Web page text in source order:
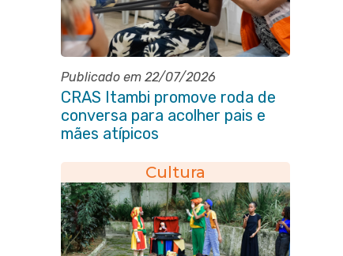
Publicado em 22/07/2026
CRAS Itambi promove roda de
conversa para acolher pais e
mães atípicos
Cultura